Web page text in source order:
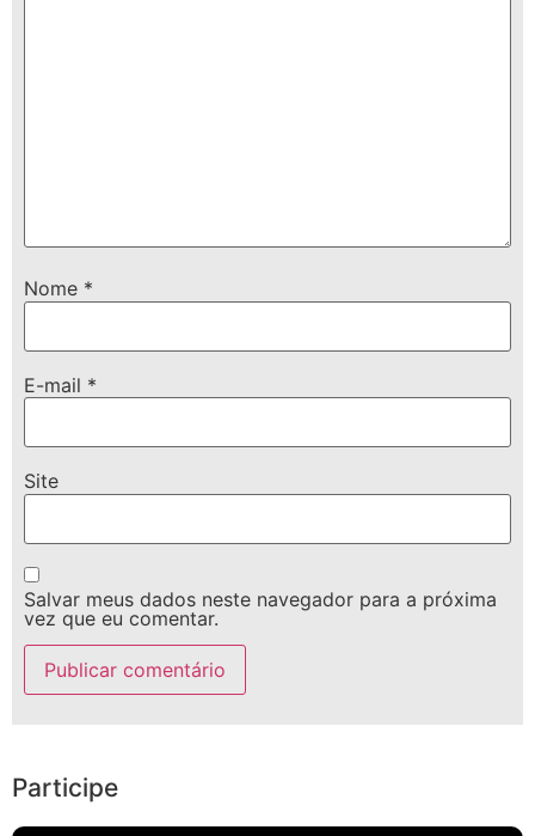
Nome *
E-mail *
Site
Salvar meus dados neste navegador para a próxima
vez que eu comentar.
Participe